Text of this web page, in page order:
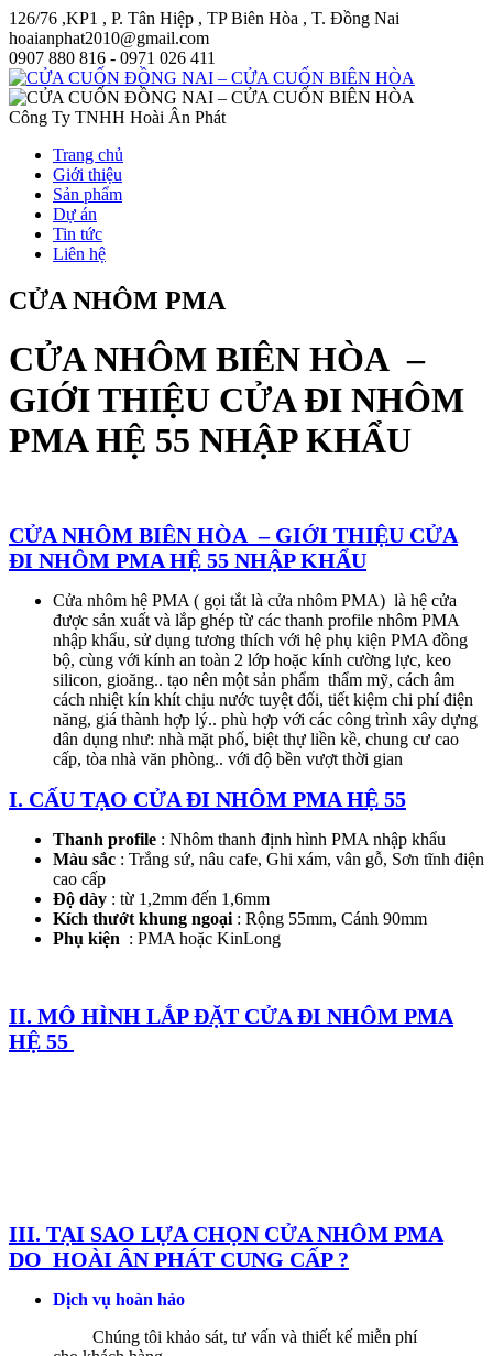
126/76 ,KP1 , P. Tân Hiệp , TP Biên Hòa , T. Đồng Nai
hoaianphat2010@gmail.com
0907 880 816 - 0971 026 411
Công Ty TNHH Hoài Ân Phát
Trang chủ
Giới thiệu
Sản phẩm
Dự án
Tin tức
Liên hệ
CỬA NHÔM PMA
CỬA NHÔM BIÊN HÒA –
GIỚI THIỆU CỬA ĐI NHÔM
PMA HỆ 55 NHẬP KHẨU
CỬA NHÔM BIÊN HÒA – GIỚI THIỆU CỬA
ĐI NHÔM PMA HỆ 55 NHẬP KHẨU
Cửa nhôm hệ PMA ( gọi tắt là cửa nhôm PMA) là hệ cửa
được sản xuất và lắp ghép từ các thanh profile nhôm PMA
nhập khẩu, sử dụng tương thích với hệ phụ kiện PMA đồng
bộ, cùng với kính an toàn 2 lớp hoặc kính cường lực, keo
silicon, gioăng.. tạo nên một sản phẩm thẩm mỹ, cách âm
cách nhiệt kín khít chịu nước tuyệt đối, tiết kiệm chi phí điện
năng, giá thành hợp lý.. phù hợp với các công trình xây dựng
dân dụng như: nhà mặt phố, biệt thự liền kề, chung cư cao
cấp, tòa nhà văn phòng.. với độ bền vượt thời gian
I. CẤU TẠO CỬA ĐI NHÔM PMA HỆ 55
Thanh profile : Nhôm thanh định hình PMA nhập khẩu
Màu sắc : Trắng sứ, nâu cafe, Ghi xám, vân gỗ, Sơn tĩnh điện
cao cấp
Độ dày : từ 1,2mm đến 1,6mm
Kích thướt khung ngoại : Rộng 55mm, Cánh 90mm
Phụ kiện : PMA hoặc KinLong
II. MÔ HÌNH LẮP ĐẶT CỬA ĐI NHÔM PMA
HỆ 55
III. TẠI SAO LỰA CHỌN CỬA NHÔM PMA
DO HOÀI ÂN PHÁT CUNG CẤP ?
Dịch vụ hoàn hảo
Chúng tôi khảo sát, tư vấn và thiết kế miễn phí